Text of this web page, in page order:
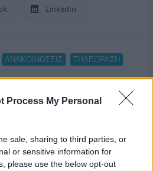
Process My Personal
sale, sharing to third parties, or
or sensitive information for
please use the below opt-out
LinkedIn
ΑΝΑΚΟΙΝΩΣΕΙΣ ΤΗΛΕΟΡΑΣΗ